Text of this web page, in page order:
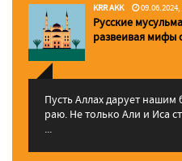
KRR AKK 09.06.2024,
Русские
pазвеивая мифы
Пусть Аллах дарует нашим
раю. Не только Али и Иса
...